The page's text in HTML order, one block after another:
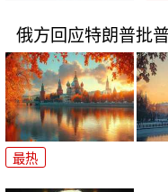
俄方回应特朗普批
最热